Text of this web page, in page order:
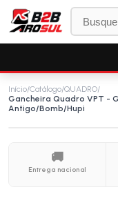
Início/Catálogo/QUADRO/
Gancheira Quadro VPT -
Antigo/Bomb/Hupi
🚚
Entrega nacional